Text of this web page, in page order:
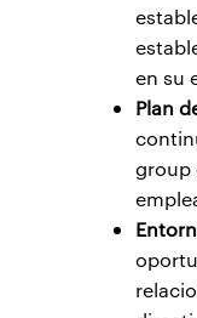
en su
Plan
group